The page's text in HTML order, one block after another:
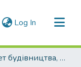
Log In (current)
Факультет будівництва, архітектури та дизайну